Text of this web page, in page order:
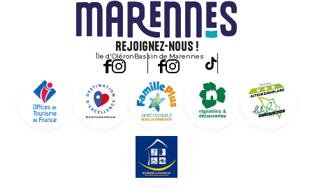
Rejoignez-nous !
Île d'OléronBassin de Marennes